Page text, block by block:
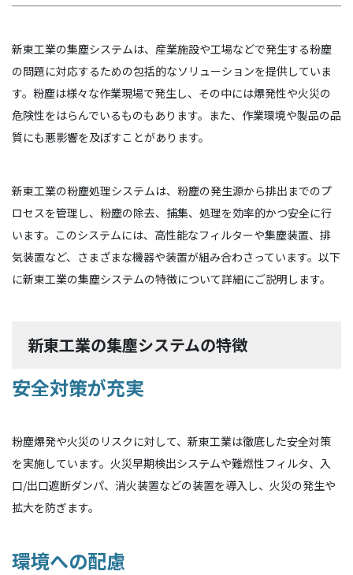
新東工業の集塵システムは、産業施設や工場などで発生する粉塵
の問題に対応するための包括的なソリューションを提供していま
す。粉塵は様々な作業現場で発生し、その中には爆発性や火災の
危険性をはらんでいるものもあります。また、作業環境や製品の品
質にも悪影響を及ぼすことがあります。
新東工業の粉塵処理システムは、粉塵の発生源から排出までのプ
ロセスを管理し、粉塵の除去、捕集、処理を効率的かつ安全に行
います。このシステムには、高性能なフィルターや集塵装置、排
気装置など、さまざまな機器や装置が組み合わさっています。以下
に新東工業の集塵システムの特徴について詳細にご説明します。
新東工業の集塵システムの特徴
安全対策が充実
粉塵爆発や火災のリスクに対して、新東工業は徹底した安全対策
を実施しています。火災早期検出システムや難燃性フィルタ、入
口/出口遮断ダンパ、消火装置などの装置を導入し、火災の発生や
拡大を防ぎます。
環境への配慮